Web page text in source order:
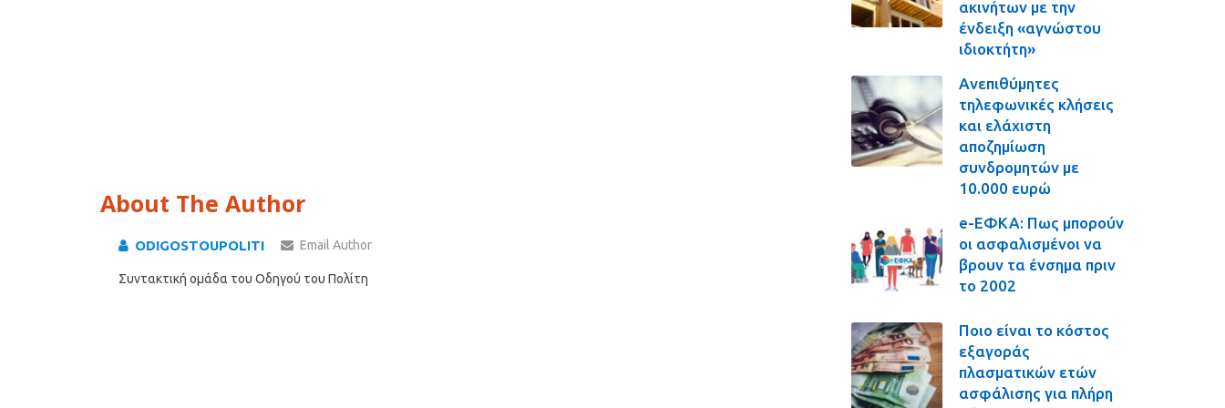
About The Author
ODIGOSTOUPOLITI Email Author
Συντακτική ομάδα του Οδηγού του Πολίτη
ακινήτων με την
ένδειξη «αγνώστου
ιδιοκτήτη»
Ανεπιθύμητες
τηλεφωνικές κλήσεις
και ελάχιστη
αποζημίωση
συνδρομητών με
10.000 ευρώ
e-ΕΦΚΑ: Πως μπορούν
οι ασφαλισμένοι να
βρουν τα ένσημα πριν
το 2002
Ποιο είναι το κόστος
εξαγοράς
πλασματικών ετών
ασφάλισης για πλήρη